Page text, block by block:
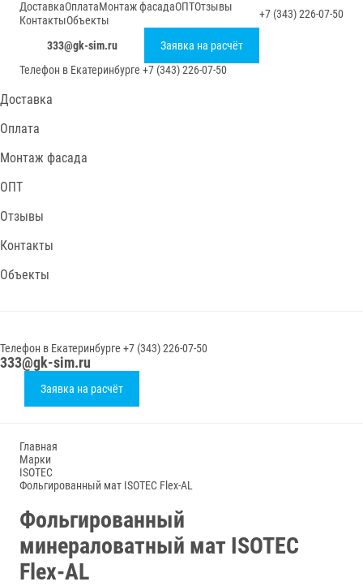
ДоставкаОплатаМонтаж фасадаОПТОтзывы
КонтактыОбъекты +7 (343) 226-07-50
333@gk-sim.ru
Заявка на расчёт
Телефон в Екатеринбурге +7 (343) 226-07-50
Доставка
Оплата
Монтаж фасада
ОПТ
Отзывы
Контакты
Объекты
Телефон в Екатеринбурге +7 (343) 226-07-50
333@gk-sim.ru
Заявка на расчёт
Главная
Марки
ISOTEC
Фольгированный мат ISOTEC Flex-AL
Фольгированный
минераловатный мат ISOTEC
Flex-AL